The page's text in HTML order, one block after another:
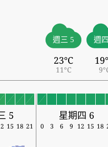
週三 5
23°C
11°C
週
5 星期四 6
15 18 21 0 3 6 9 12 15 18